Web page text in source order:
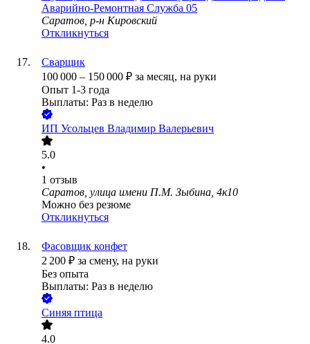
Аварийно-Ремонтная Служба 05
Саратов, р-н Кировский
Откликнуться
Сварщик
100 000 – 150 000 ₽ за месяц, на руки
Опыт 1-3 года
Выплаты: Раз в неделю
ИП Усольцев Владимир Валерьевич
5.0
•
1 отзыв
Саратов, улица имени П.М. Зыбина, 4к10
Можно без резюме
Откликнуться
Фасовщик конфет
2 200 ₽ за смену, на руки
Без опыта
Выплаты: Раз в неделю
Синяя птица
4.0